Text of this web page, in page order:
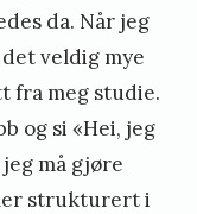
da. Når jeg
veldig mye
fra meg studie.
og si «Hei, jeg
må gjøre
strukturert i